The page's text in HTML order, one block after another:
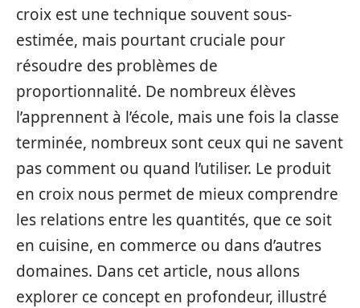
croix est une technique souvent sous-
estimée, mais pourtant cruciale pour
résoudre des problèmes de
proportionnalité. De nombreux élèves
l’apprennent à l’école, mais une fois la classe
terminée, nombreux sont ceux qui ne savent
pas comment ou quand l’utiliser. Le produit
en croix nous permet de mieux comprendre
les relations entre les quantités, que ce soit
en cuisine, en commerce ou dans d’autres
domaines. Dans cet article, nous allons
explorer ce concept en profondeur, illustré